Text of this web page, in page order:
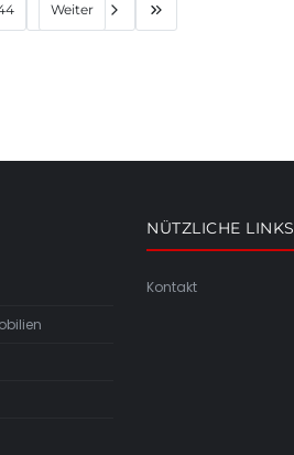
Weiter
NÜTZLICHE LINKS
Kontakt